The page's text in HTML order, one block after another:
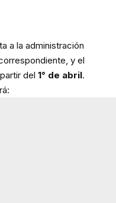
a la administración
y el
del 1° de abril.